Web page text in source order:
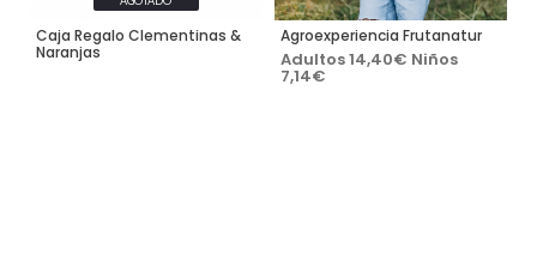
Caja Regalo Clementinas &
Naranjas
Agroexperiencia Frutanatur
Adultos 14,40€ Niños
7,14€